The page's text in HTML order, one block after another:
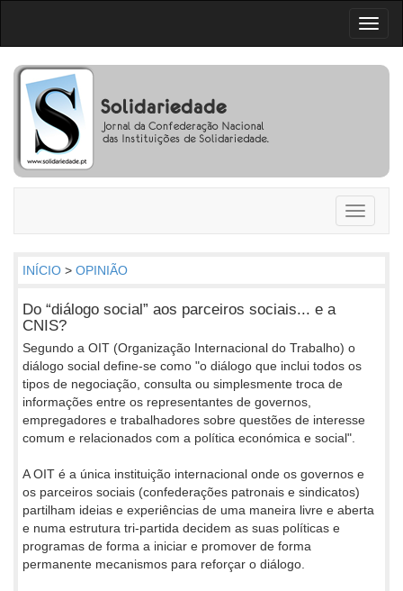
Toggle
INÍCIO > OPINIÃO
Do “diálogo social” aos parceiros sociais... e a
CNIS?
Segundo a OIT (Organização Internacional do Trabalho) o
diálogo social define-se como "o diálogo que inclui todos os
tipos de negociação, consulta ou simplesmente troca de
informações entre os representantes de governos,
empregadores e trabalhadores sobre questões de interesse
comum e relacionados com a política económica e social".
A OIT é a única instituição internacional onde os governos e
os parceiros sociais (confederações patronais e sindicatos)
partilham ideias e experiências de uma maneira livre e aberta
e numa estrutura tri-partida decidem as suas políticas e
programas de forma a iniciar e promover de forma
permanente mecanismos para reforçar o diálogo.